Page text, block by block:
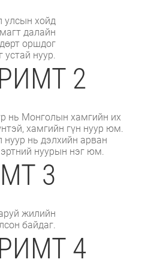
улсын хойд
далайн
оршдог
устай нуур.
2
нь Монголын хамгийн их
хамгийн гүн нуур юм.
нуур нь дэлхийн арван
нуурын нэг юм.
3
жилийн
байдаг.
4